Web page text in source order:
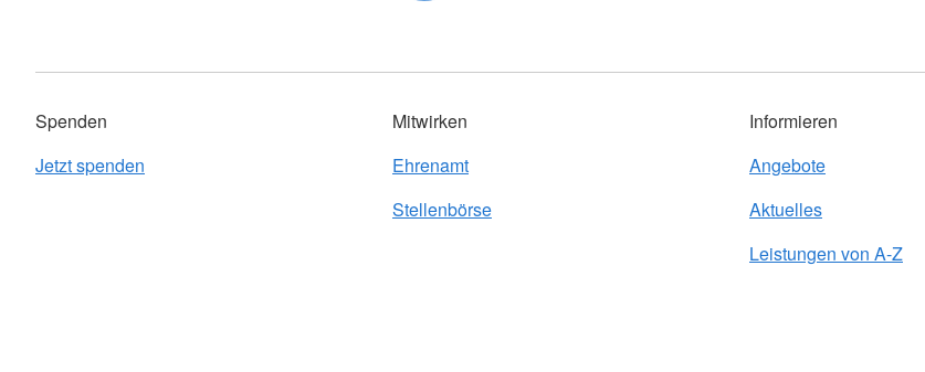
Spenden
Jetzt spenden
Mitwirken
Ehrenamt
Stellenbörse
Informieren
Angebote
Aktuelles
Leistungen von A-Z